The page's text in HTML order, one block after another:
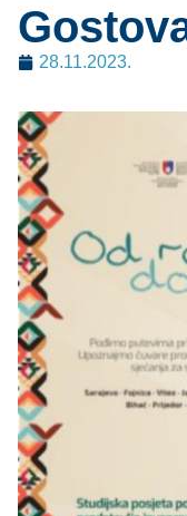
28.11.2023.